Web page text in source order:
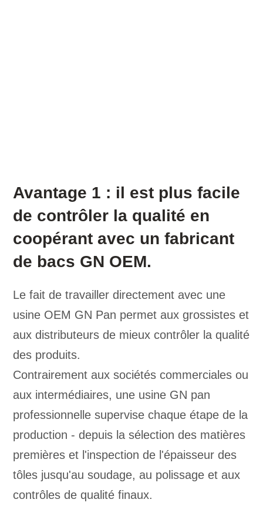
Avantage 1 : il est plus facile
de contrôler la qualité en
coopérant avec un fabricant
de bacs GN OEM.
Le fait de travailler directement avec une
usine OEM GN Pan permet aux grossistes et
aux distributeurs de mieux contrôler la qualité
des produits.
Contrairement aux sociétés commerciales ou
aux intermédiaires, une usine GN pan
professionnelle supervise chaque étape de la
production - depuis la sélection des matières
premières et l'inspection de l'épaisseur des
tôles jusqu'au soudage, au polissage et aux
contrôles de qualité finaux.